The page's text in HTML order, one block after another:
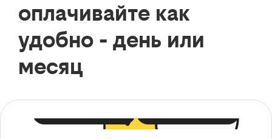
оплачивайте как
удобно - день или
месяц